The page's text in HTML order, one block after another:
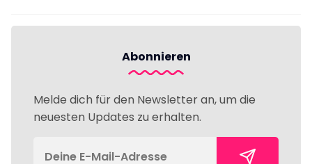
Abonnieren
Melde dich für den Newsletter an, um die
neuesten Updates zu erhalten.